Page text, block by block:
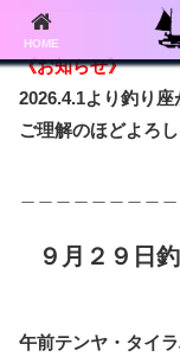
《お知らせ》
2026.4.1より釣り
ご理解のほどよろ
９月２９日
午前テンヤ・タイ
HOME